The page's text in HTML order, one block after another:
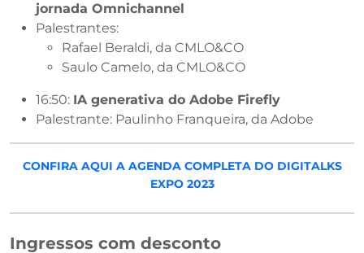
jornada Omnichannel
Palestrantes:
Rafael Beraldi, da CMLO&CO
Saulo Camelo, da CMLO&CO
16:50: IA generativa do Adobe Firefly
Palestrante: Paulinho Franqueira, da Adobe
CONFIRA AQUI A AGENDA COMPLETA DO DIGITALKS
EXPO 2023
Ingressos com desconto